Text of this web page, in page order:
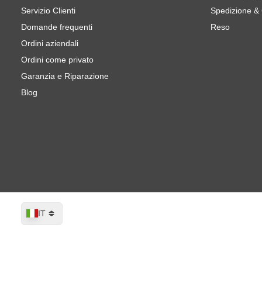
Servizio Clienti
Domande frequenti
Ordini aziendali
Ordini come privato
Garanzia e Riparazione
Blog
Spedizione &
Reso
Lingua
IT